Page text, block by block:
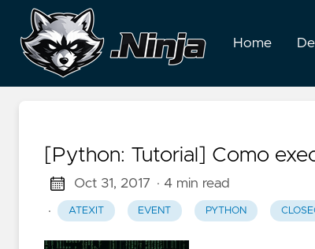
Home
[Python: Tutorial] Como
Oct 31, 2017 · 4 min read
·
ATEXIT EVENT PYTHON